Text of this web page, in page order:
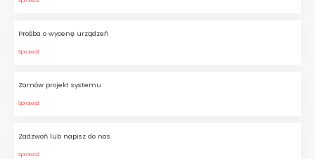
Prośba o wycenę urządzeń
Sprawdź
Zamów projekt systemu
Sprawdź
Zadzwoń lub napisz do nas
Sprawdź